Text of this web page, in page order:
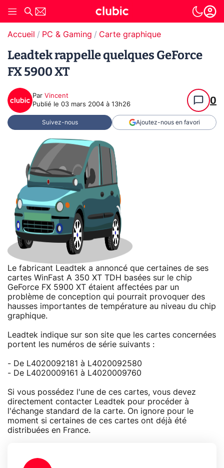
Accueil PC & Gaming Carte graphique
Leadtek rappelle quelques GeForce
FX 5900 XT
Par Vincent
Publié le 03 mars 2004 à 13h26 0
Suivez-nous Ajoutez-nous en favori
Le fabricant Leadtek a annoncé que certaines de ses
cartes WinFast A 350 XT TDH basées sur le chip
GeForce FX 5900 XT étaient affectées par un
problème de conception qui pourrait provoquer des
hausses importantes de température au niveau du chip
graphique.
Leadtek indique sur son site que les cartes concernées
portent les numéros de série suivants :
- De L4020092181 à L4020092580
- De L4020009161 à L4020009760
Si vous possédez l'une de ces cartes, vous devez
directement contacter Leadtek pour procéder à
l'échange standard de la carte. On ignore pour le
moment si certaines de ces cartes ont déjà été
distribuées en France.